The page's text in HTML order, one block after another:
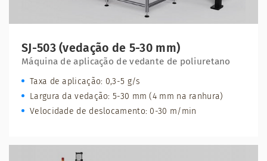
SJ-503 (vedação de 5-30 mm)
Máquina de aplicação de vedante de poliuretano
Taxa de aplicação: 0,3-5 g/s
Largura da vedação: 5-30 mm (4 mm na ranhura)
Velocidade de deslocamento: 0-30 m/min